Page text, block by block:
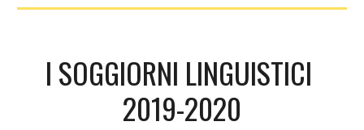
I SOGGIORNI LINGUISTICI
2019-2020